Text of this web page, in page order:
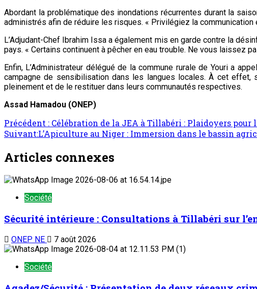
Abordant la problématique des inondations récurrentes durant la
administrés afin de réduire les risques. « Privilégiez la
L’Adjudant-Chef Ibrahim Issa a également mis en garde contre la
pays. « Certains continuent à pêcher en eau trouble. Ne vous laissez
Enfin, L’Administrateur délégué de la commune rurale de Youri a
campagne de sensibilisation dans les langues locales. À cet
pleinement et de le restituer dans leurs communautés respectives.
Assad Hamadou (ONEP)
Navigation
d’article
Précédent : Célébration de la JEA à Tillabéri : Plaidoyers
Suivant:L’Apiculture au Niger : Immersion dans le bassin
Articles connexes
Société
Sécurité intérieure : Consultations à Tillabéri sur
ONEP NE 7 août 2026
Société